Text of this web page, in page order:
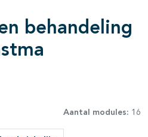
behandeling
Aantal modules: 16